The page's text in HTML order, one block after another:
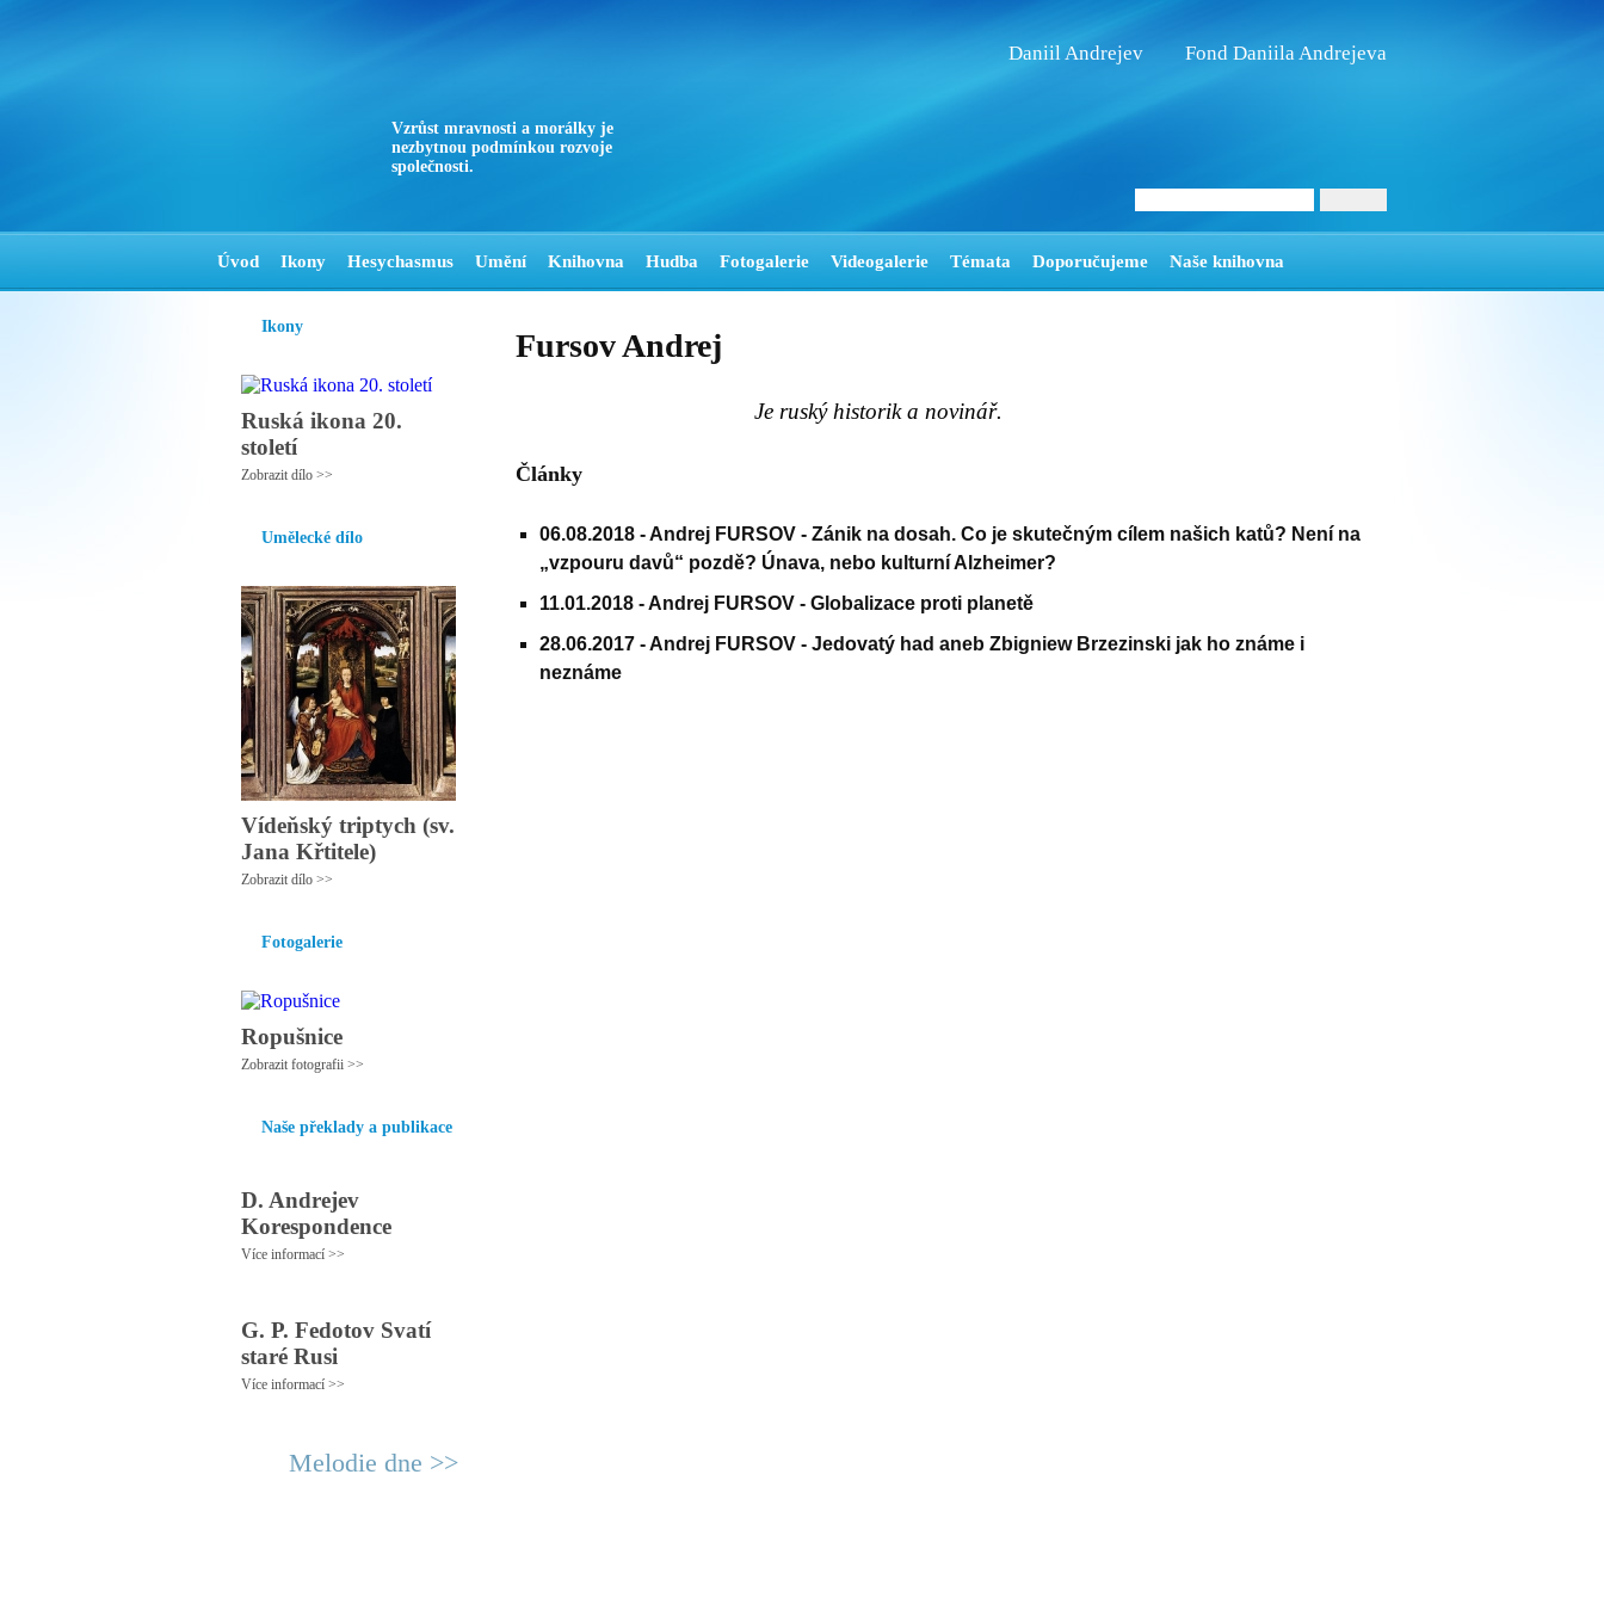
Vzrůst mravnosti a morálky je
nezbytnou podmínkou rozvoje
společnosti.
Daniil Andrejev Fond Daniila Andrejeva
Úvod Ikony Hesychasmus Umění Knihovna Hudba Fotogalerie Videogalerie Témata Doporučujeme Naše knihovna
Ikony
Ruská ikona 20.
století
Zobrazit dílo >>
Umělecké dílo
Vídeňský triptych (sv.
Jana Křtitele)
Zobrazit dílo >>
Fotogalerie
Ropušnice
Zobrazit fotografii >>
Naše překlady a publikace
D. Andrejev
Korespondence
Více informací >>
G. P. Fedotov Svatí
staré Rusi
Více informací >>
Melodie dne >>
Fursov Andrej
Je ruský historik a novinář.
Články
06.08.2018 -Andrej FURSOV - Zánik na dosah. Co je skutečným cílem našich katů? Není na
„vzpouru davů“ pozdě? Únava, nebo kulturní Alzheimer?
11.01.2018 -Andrej FURSOV - Globalizace proti planetě
28.06.2017 -Andrej FURSOV - Jedovatý had aneb Zbigniew Brzezinski jak ho známe i
neznáme